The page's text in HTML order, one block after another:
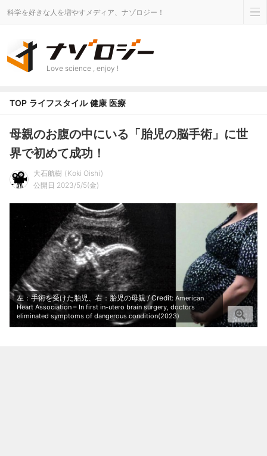
科学を好きな人を増やすメディア、ナゾロジー！
Love science , enjoy !
TOP ライフスタイル 健康 医療
母親のお腹の中にいる「胎児の脳手術」に世
界で初めて成功！
大石航樹
Koki Oishi
公開日 2023/5/5(金)
左：手術を受けた胎児、右：胎児の母親 / Credit: American
Heart Association – In first in-utero brain surgery, doctors
eliminated symptoms of dangerous condition(2023)